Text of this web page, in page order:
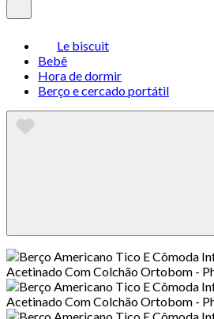
Le biscuit
Bebê
Hora de dormir
Berço e cercado portátil